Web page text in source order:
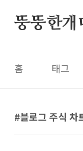
뚱뚱한개
홈 태그
블로그 주식 차